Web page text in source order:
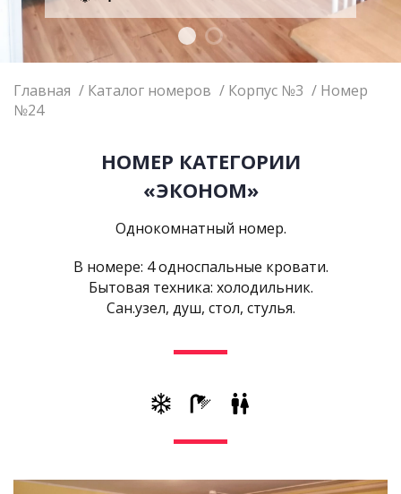
Главная Каталог номеров Корпус №3
Номер
№24
НОМЕР КАТЕГОРИИ
«ЭКОНОМ»
Однокомнатный номер.
В номере: 4 односпальные кровати.
Бытовая техника: холодильник.
Сан.узел, душ, стол, стулья.